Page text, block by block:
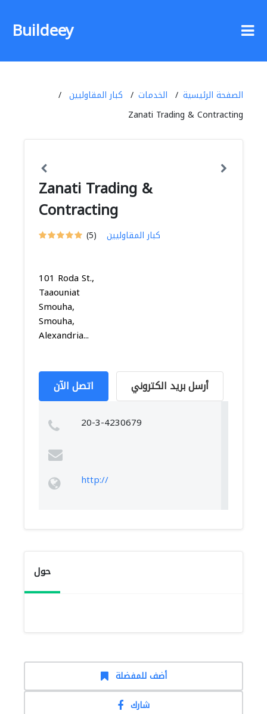
Buildeey
الصفحة الرئيسية الخدمات
كبار المقاوليين
Zanati Trading & Contracting
Zanati Trading &
Contracting
(5) كبار المقاوليين
101 Roda St.,
Taaouniat
Smouha,
Smouha,
Alexandria...
اتصل الآن أرسل بريد الكتروني
20-3-4230679
http://
حول
أضف للمفضلة
شارك